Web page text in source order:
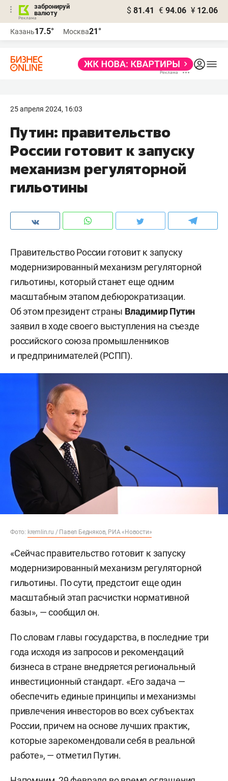
забронируй
валюту
$ 81.41 € 94.06 ¥ 12.06
Казань17.5° Москва21°
25 апреля 2024, 16:03
Путин: правительство
России готовит к запуску
механизм регуляторной
гильотины
Правительство России готовит к запуску
модернизированный механизм регуляторной
гильотины, который станет еще одним
масштабным этапом дебюрократизации.
Об этом президент страны Владимир Путин
заявил в ходе своего выступления на съезде
российского союза промышленников
и предпринимателей (РСПП).
Фото: kremlin.ru / Павел Бедняков, РИА «Новости»
«Сейчас правительство готовит к запуску
модернизированный механизм регуляторной
гильотины. По сути, предстоит еще один
масштабный этап расчистки нормативной
базы», — сообщил он.
По словам главы государства, в последние три
года исходя из запросов и рекомендаций
бизнеса в стране внедряется региональный
инвестиционный стандарт. «Его задача —
обеспечить единые принципы и механизмы
привлечения инвесторов во всех субъектах
России, причем на основе лучших практик,
которые зарекомендовали себя в реальной
работе», — отметил Путин.